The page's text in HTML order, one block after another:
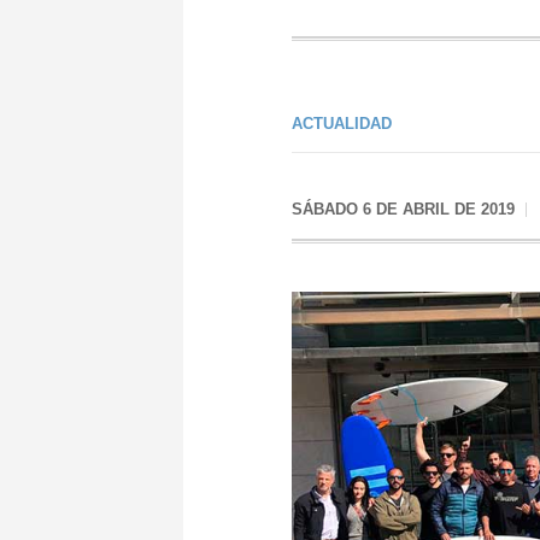
ACTUALIDAD
SÁBADO 6 DE ABRIL DE 2019